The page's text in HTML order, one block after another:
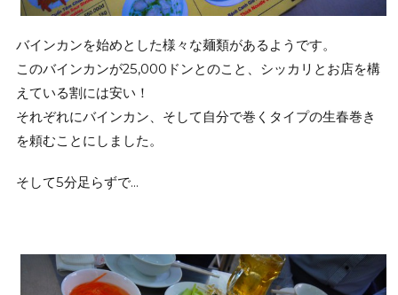
バインカンを始めとした様々な麺類があるようです。
このバインカンが25,000ドンとのこと、シッカリとお店を構
えている割には安い！
それぞれにバインカン、そして自分で巻くタイプの生春巻き
を頼むことにしました。
そして5分足らずで…